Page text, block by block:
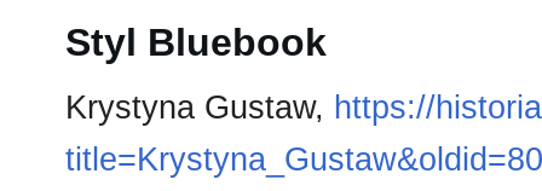
Styl Bluebook
Krystyna Gustaw, https://